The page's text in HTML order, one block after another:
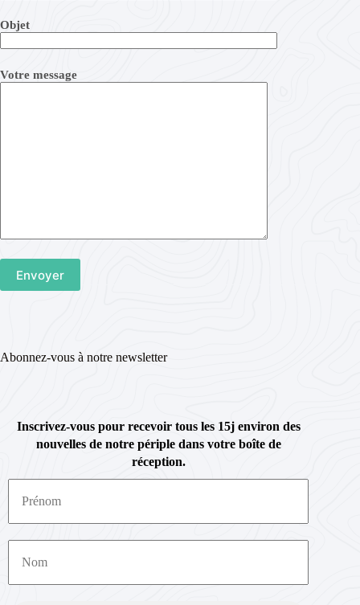
Objet
Votre message
Abonnez-vous à notre newsletter
Inscrivez-vous pour recevoir tous les 15j environ des
nouvelles de notre périple dans votre boîte de
réception.